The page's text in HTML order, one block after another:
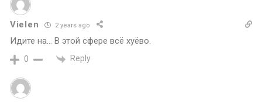
Vielen 2 years ago
Идите на… В этой сфере всё хуёво.
0 Reply